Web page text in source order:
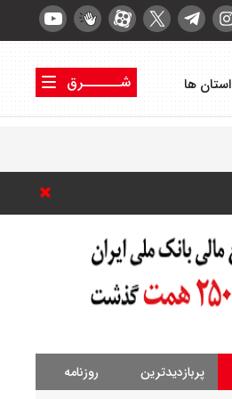
استان ها
شــــــرق
پربازدیدترین روزنامه